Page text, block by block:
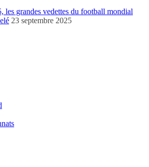
les grandes vedettes du football mondial
23 septembre 2025